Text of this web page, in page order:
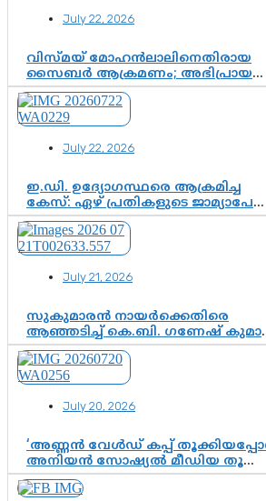
July 22, 2026
വിസ്മയ് മോഹൻലാലിനെതിരായ
സൈബർ ആക്രമണം; അഭിപ്രായ
സ്വാതന്ത്ര്യത്തെ നിശ്ശബ്ദമാക്കുന്ന
ഡിജിറ്റൽ ഗുണ്ടായിസത്തിന് അറുതി
വേണം
July 22, 2026
ഇ.ഡി. ഉദ്യോഗസ്ഥരെ ആക്രമിച്ച
കേസ്: ഏഴ് പ്രതികളുടെ
വീണ്ടും തള്ളി; അന്വേഷണം
കോടതി അനുമതി
July 21, 2026
സുകുമാരൻ നായർക്കെതിരെ
ആഞ്ഞടിച്ച് കെ.ബി. ഗണേഷ്
വി.ഡി. സതീശന് പൂർണ പിന്തുണ
July 20, 2026
‘അണ്ണൻ വേൾഡ് കപ്പ്
അനിയൻ സോഷ്യൽ മീഡിയ
ലാമിൻ യമാലിന്റെ
കിരീടധാരണത്തിനിടെ